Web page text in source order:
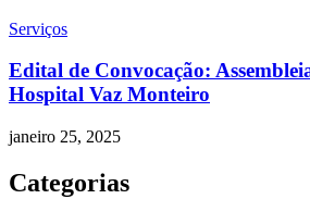
Serviços
Edital de Convocação:
Hospital Vaz Monteiro
janeiro 25, 2025
Categorias